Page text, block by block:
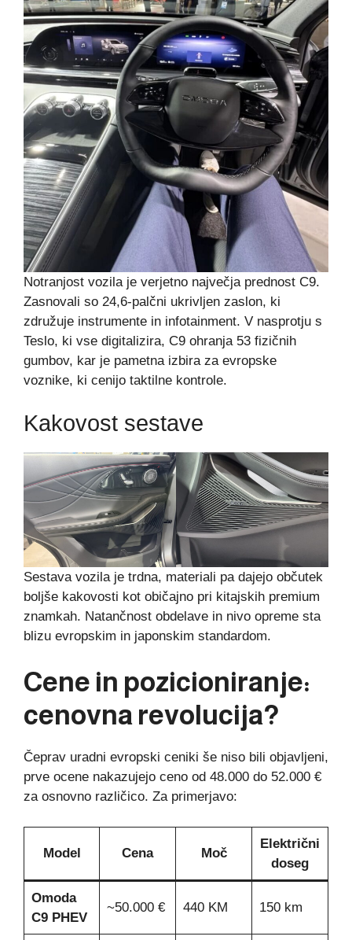
Notranjost vozila je verjetno največja prednost C9.
Zasnovali so 24,6-palčni ukrivljen zaslon, ki
združuje instrumente in infotainment. V nasprotju s
Teslo, ki vse digitalizira, C9 ohranja 53 fizičnih
gumbov, kar je pametna izbira za evropske
voznike, ki cenijo taktilne kontrole.
Kakovost sestave
Sestava vozila je trdna, materiali pa dajejo občutek
boljše kakovosti kot običajno pri kitajskih premium
znamkah. Natančnost obdelave in nivo opreme sta
blizu evropskim in japonskim standardom.
Cene in pozicioniranje:
cenovna revolucija?
Čeprav uradni evropski ceniki še niso bili objavljeni,
prve ocene nakazujejo ceno od 48.000 do 52.000 €
za osnovno različico. Za primerjavo:
Model Cena Moč
Električni
doseg
Omoda
C9 PHEV
~50.000 € 440 KM 150 km